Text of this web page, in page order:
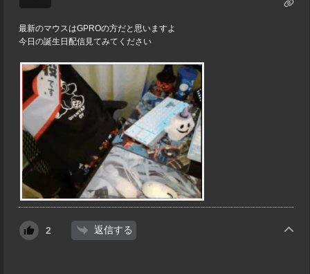
最新のマウスはGPROの方だと思いますよ
今日の誕生日配信見てみてください
2 返信する